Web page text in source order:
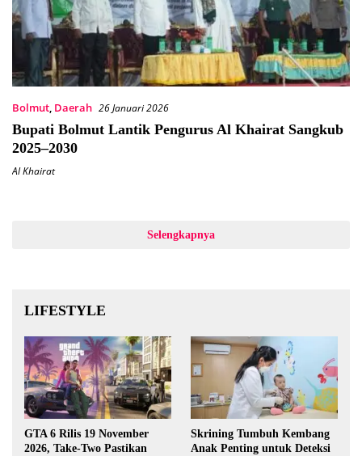
Bolmut, Daerah 26 Januari 2026
Bupati Bolmut Lantik Pengurus Al Khairat Sangkub
2025–2030
Al Khairat
Selengkapnya
LIFESTYLE
GTA 6 Rilis 19 November
2026, Take-Two Pastikan
Skrining Tumbuh Kembang
Anak Penting untuk Deteksi